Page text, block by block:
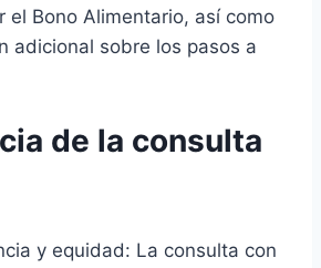
el Bono Alimentario, así como
adicional sobre los pasos a
de la consulta
y equidad: La consulta con